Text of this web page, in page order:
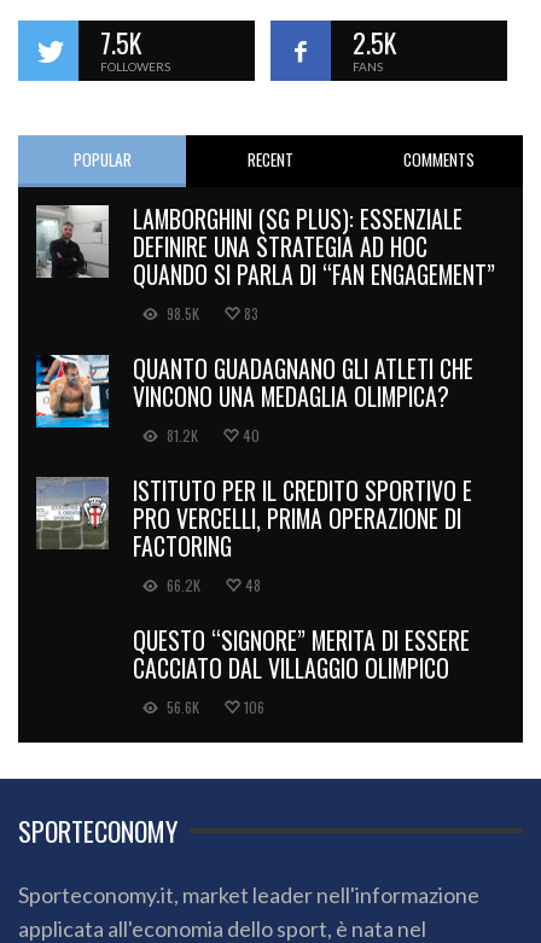
7.5K
FOLLOWERS
2.5K
FANS
POPULAR RECENT COMMENTS
LAMBORGHINI (SG PLUS): ESSENZIALE
DEFINIRE UNA STRATEGIA AD HOC
QUANDO SI PARLA DI “FAN ENGAGEMENT”
98.5K 83
QUANTO GUADAGNANO GLI ATLETI CHE
VINCONO UNA MEDAGLIA OLIMPICA?
81.2K 40
ISTITUTO PER IL CREDITO SPORTIVO E
PRO VERCELLI, PRIMA OPERAZIONE DI
FACTORING
66.2K 48
QUESTO “SIGNORE” MERITA DI ESSERE
CACCIATO DAL VILLAGGIO OLIMPICO
56.6K 106
SPORTECONOMY
Sporteconomy.it, market leader nell'informazione
applicata all'economia dello sport, è nata nel